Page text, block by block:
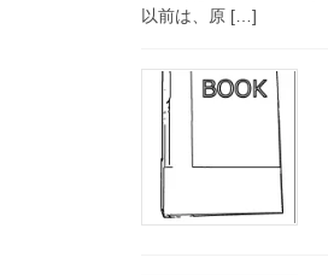
以前は、原 […]